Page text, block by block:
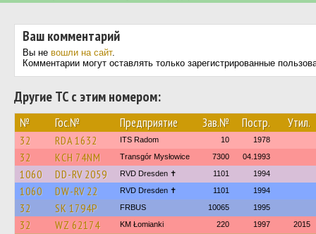
Ваш комментарий
Вы не вошли на сайт.
Комментарии могут оставлять только зарегистрированные
Другие ТС с этим номером:
№ Гос.№ Предприятие Зав.№ Постр. Утил.
32 RDA 1632 ITS Radom 10 1978
32 KCH 74NM Transgór Mysłowice 7300 04.1993
1060 DD-RV 2059 RVD Dresden ✝ 1101 1994
1060 DW-RV 22 RVD Dresden ✝ 1101 1994
32 SK 1794P FRBUS 10065 1995
32 WZ 62174 KM Łomianki 220 1997 2015